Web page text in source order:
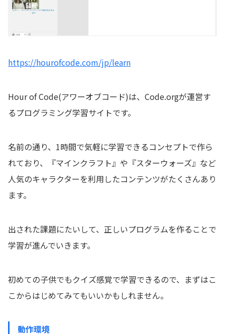
https://hourofcode.com/jp/learn
Hour of Code(アワーオブコード)は、Code.orgが運営す
るプログラミング学習サイトです。
名前の通り、1時間で気軽に学習できるコンセプトで作ら
れており、『マインクラフト』や『スターウォーズ』など
人気のキャラクターを利用したコンテンツがたくさんあり
ます。
出された課題にたいして、正しいプログラムを作ることで
学習が進んでいきます。
初めての子供でもクイズ感覚で学習できるので、まずはこ
こからはじめてみてもいいかもしれません。
動作環境